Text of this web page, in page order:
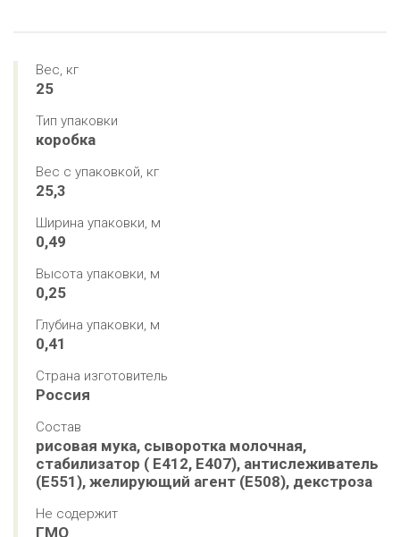
Вес, кг
25
Тип упаковки
коробка
Вес с упаковкой, кг
25,3
Ширина упаковки, м
0,49
Высота упаковки, м
0,25
Глубина упаковки, м
0,41
Страна изготовитель
Россия
Состав
рисовая мука, сыворотка молочная,
стабилизатор ( Е412, Е407), антислеживатель
(Е551), желирующий агент (Е508), декстроза
Не содержит
ГМО